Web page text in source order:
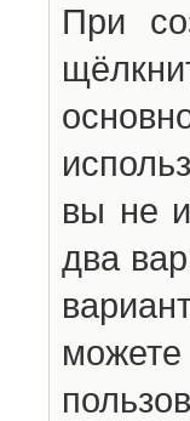
При
вы не
два